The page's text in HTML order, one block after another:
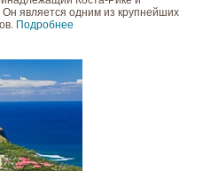
является одним из крупнейших
Подробнее